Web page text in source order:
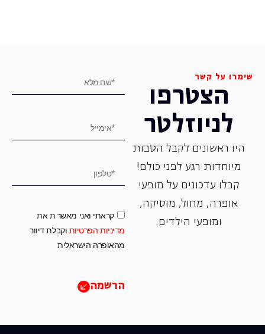
שימרו על קשר
הצטרפו
לניוזלטר
היו ראשונים לקבל הטבות
מיוחדות רגע לפני כולם!
קבלו עדכונים על מופעי
אופרה, ‏מחול, ‏מוסיקה,
ומופעי הילדים.
קראתי ואני מאשר.ת את
מדיניות הפרטיות וקבלת דיוור
מהאופרה הישראלית
הרשמה